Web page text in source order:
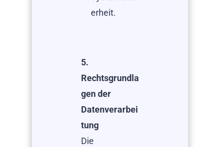
erheit.
5.
Rechtsgrundla
gen der
Datenverarbei
tung
Die